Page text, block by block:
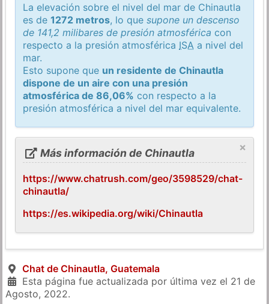
La elevación sobre el nivel del mar de Chinautla
es de1272 metros, lo quesupone un descenso
de 141,2 milibares de presión atmosférica con
respecto a la presión atmosférica ISA a nivel del
mar.
Esto supone que un residente de Chinautla
dispone de un aire con una presión
atmosférica de 86,06% con respecto a la
presión atmosférica a nivel del mar equivalente.
×
Más información de Chinautla
https://www.chatrush.com/geo/3598529/chat-
chinautla/
https://es.wikipedia.org/wiki/Chinautla
Chat de Chinautla, Guatemala
Esta página fue actualizada por última vez el 21 de
Agosto, 2022.